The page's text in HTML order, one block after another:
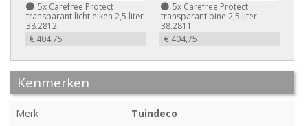
5x Carefree Protect
transparant licht eiken 2,5 liter
38.2812
+€ 404,75
5xCarefree Protect
transparant pine 2,5 liter
38.2811
+€ 404,75
Kenmerken
Merk
Tuindeco